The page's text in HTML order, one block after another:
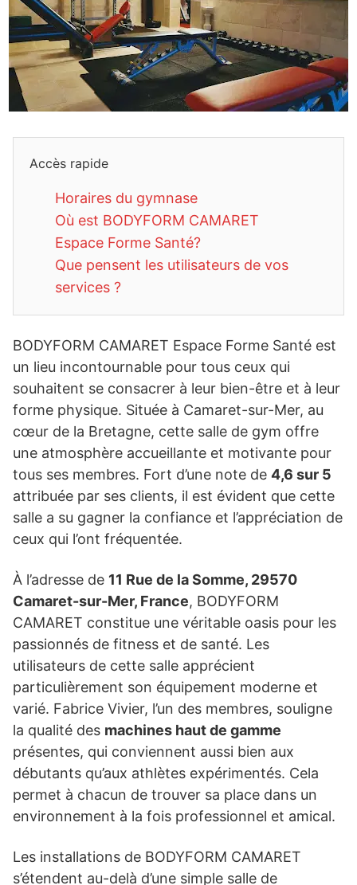
Accès rapide
Horaires du gymnase
Où est BODYFORM CAMARET
Espace Forme Santé?
Que pensent les utilisateurs de vos
services ?
BODYFORM CAMARET Espace Forme Santé est
un lieu incontournable pour tous ceux qui
souhaitent se consacrer à leur bien-être et à leur
forme physique. Située à Camaret-sur-Mer, au
cœur de la Bretagne, cette salle de gym offre
une atmosphère accueillante et motivante pour
tous ses membres. Fort d’une note de 4,6 sur 5
attribuée par ses clients, il est évident que cette
salle a su gagner la confiance et l’appréciation de
ceux qui l’ont fréquentée.
À l’adresse de 11 Rue de la Somme, 29570
Camaret-sur-Mer, France, BODYFORM
CAMARET constitue une véritable oasis pour les
passionnés de fitness et de santé. Les
utilisateurs de cette salle apprécient
particulièrement son équipement moderne et
varié. Fabrice Vivier, l’un des membres, souligne
la qualité des machines haut de gamme
présentes, qui conviennent aussi bien aux
débutants qu’aux athlètes expérimentés. Cela
permet à chacun de trouver sa place dans un
environnement à la fois professionnel et amical.
Les installations de BODYFORM CAMARET
s’étendent au-delà d’une simple salle de